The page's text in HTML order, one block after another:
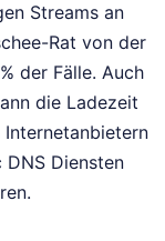
Streams an
Rat von der
der Fälle. Auch
die Ladezeit
Diensten